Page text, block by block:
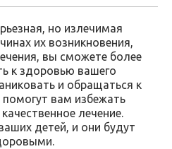
но излечимая
их возникновения,
вы сможете более
к здоровью вашего
и обращаться к
вам избежать
лечение.
детей, и они будут